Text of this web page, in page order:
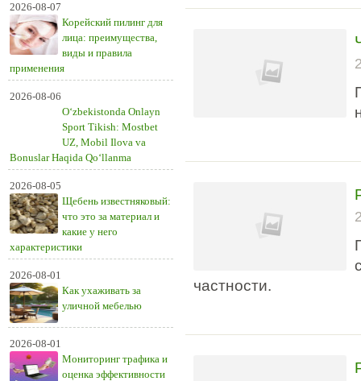
2026-08-07
Корейский пилинг для
лица: преимущества,
виды и правила
применения
2026-08-06
O‘zbekistonda Onlayn
Sport Tikish: Mostbet
UZ, Mobil Ilova va
Bonuslar Haqida Qo‘llanma
2026-08-05
Щебень известняковый:
что это за материал и
какие у него
характеристики
2026-08-01
Как ухаживать за
уличной мебелью
2026-08-01
Мониторинг трафика и
оценка эффективности
частности.